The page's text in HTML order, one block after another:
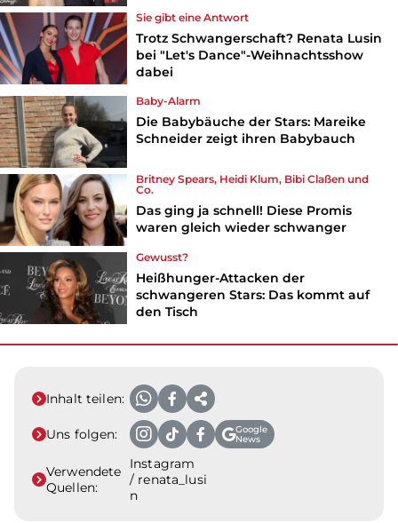
Sie gibt eine Antwort
Trotz Schwangerschaft? Renata Lusin
bei "Let's Dance"-Weihnachtsshow
dabei
Baby-Alarm
Die Babybäuche der Stars: Mareike
Schneider zeigt ihren Babybauch
Britney Spears, Heidi Klum, Bibi Claßen und
Co.
Das ging ja schnell! Diese Promis
waren gleich wieder schwanger
Gewusst?
Heißhunger-Attacken der
schwangeren Stars: Das kommt auf
den Tisch
Inhalt teilen:
Uns folgen:
Google
News
Verwendete
Quellen:
Instagram
/ renata_lusi
n